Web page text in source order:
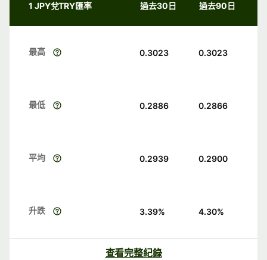
1 JPY兌TRY匯率 過去30日 過去90日
最高 0.3023 0.3023
最低 0.2886 0.2866
平均 0.2939 0.2900
升跌 3.39% 4.30%
查看完整紀錄